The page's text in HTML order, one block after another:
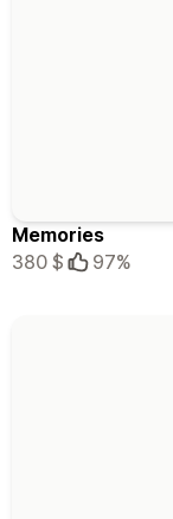
Memories
380 $
97%